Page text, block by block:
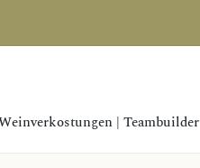
| Teambuilder